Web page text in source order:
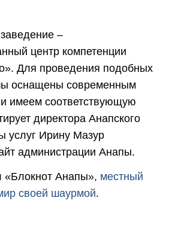
–
центр компетенции
Для проведения подобных
оснащены современным
имеем соответствующую
директора Анапского
услуг Ирину Мазур
администрации Анапы.
«Блокнот Анапы», местный
своей шаурмой.